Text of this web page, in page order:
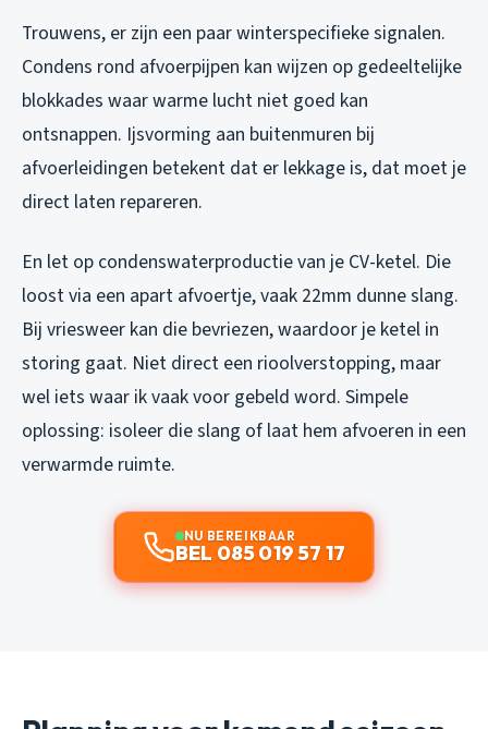
Trouwens, er zijn een paar winterspecifieke signalen.
Condens rond afvoerpijpen kan wijzen op gedeeltelijke
blokkades waar warme lucht niet goed kan
ontsnappen. Ijsvorming aan buitenmuren bij
afvoerleidingen betekent dat er lekkage is, dat moet je
direct laten repareren.
En let op condenswaterproductie van je CV-ketel. Die
loost via een apart afvoertje, vaak 22mm dunne slang.
Bij vriesweer kan die bevriezen, waardoor je ketel in
storing gaat. Niet direct een rioolverstopping, maar
wel iets waar ik vaak voor gebeld word. Simpele
oplossing: isoleer die slang of laat hem afvoeren in een
verwarmde ruimte.
NU BEREIKBAAR
BEL 085 019 57 17